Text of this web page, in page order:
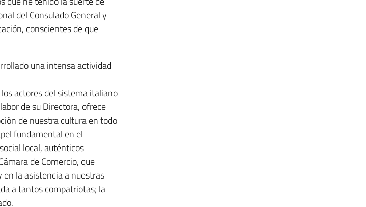
del Consulado General y
conscientes de que
una intensa actividad
actores del sistema italiano
de su Directora, ofrece
de nuestra cultura en todo
fundamental en el
local, auténticos
de Comercio, que
la asistencia a nuestras
a tantos compatriotas; la